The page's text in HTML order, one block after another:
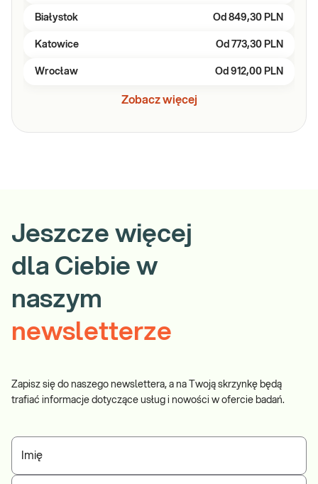
Białystok Od 849,30 PLN
Katowice Od 773,30 PLN
Wrocław Od 912,00 PLN
Zobacz więcej
Jeszcze więcej
dla Ciebie w
naszym
newsletterze
Zapisz się do naszego newslettera, a na Twoją skrzynkę będą
trafiać informacje dotyczące usług i nowości w ofercie badań.
Imię